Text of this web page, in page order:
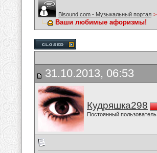
Bisound.com - Музыкальный портал >
Ваши любимые афоризмы!
31.10.2013, 06:53
Кудряшка298
Постоянный пользователь